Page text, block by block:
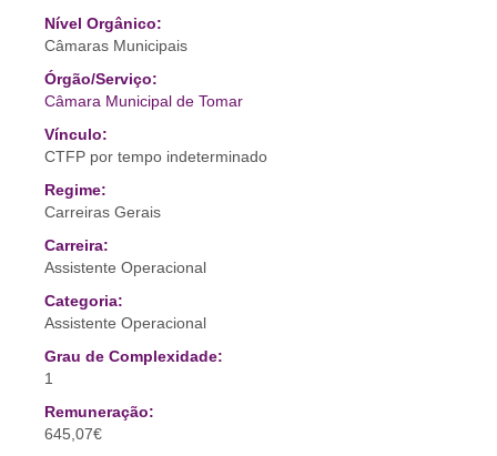
Nível Orgânico:
Câmaras Municipais
Órgão/Serviço:
Câmara Municipal de Tomar
Vínculo:
CTFP por tempo indeterminado
Regime:
Carreiras Gerais
Carreira:
Assistente Operacional
Categoria:
Assistente Operacional
Grau de Complexidade:
1
Remuneração:
645,07€